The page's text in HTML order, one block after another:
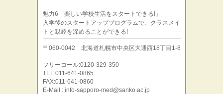
魅力6「楽しい学校生活をスタートできる!」
入学後のスタートアッププログラムで、クラスメイ
トと親睦を深めることができる!
〒060-0042 北海道札幌市中央区大通西18丁目1-8
フリーコール:0120-329-350
TEL:011-641-0865
FAX:011-641-0860
E-Mail : info-sapporo-med@sanko.ac.jp